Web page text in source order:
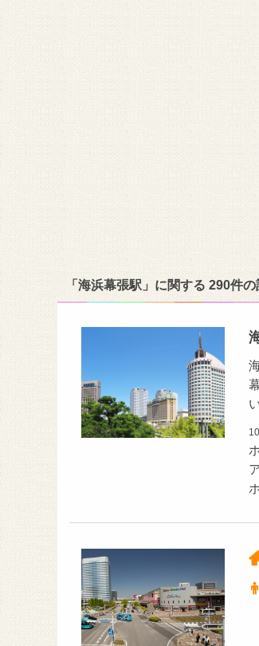
「海浜幕張駅」に関する 290件